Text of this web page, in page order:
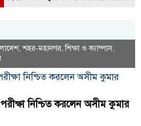
,শহর-মহানগর,শিক্ষা ও ক্যাম্পাস,
নিশ্চিত করলেন অসীম কুমার
পরীক্ষা নিশ্চিত করলেন অসীম কুমার